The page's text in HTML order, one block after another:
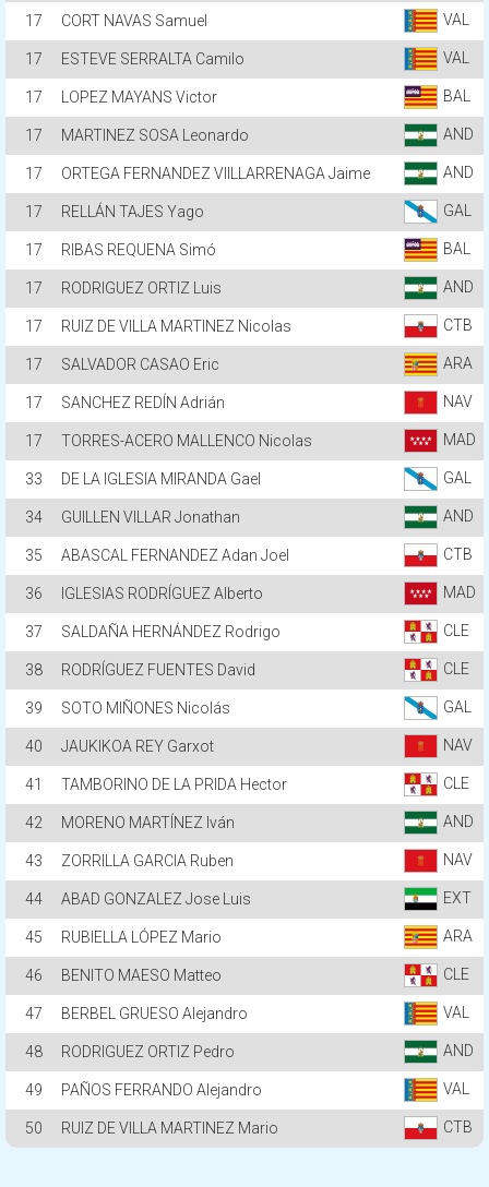
17 CORT NAVAS Samuel VAL
17 ESTEVE SERRALTA Camilo VAL
17 LOPEZ MAYANS Victor BAL
17 MARTINEZ SOSA Leonardo AND
17 ORTEGA FERNANDEZ VIILLARRENAGA Jaime AND
17 RELLÁN TAJES Yago GAL
17 RIBAS REQUENA Simó BAL
17 RODRIGUEZ ORTIZ Luis AND
17 RUIZ DE VILLA MARTINEZ Nicolas CTB
17 SALVADOR CASAO Eric ARA
17 SANCHEZ REDÍN Adrián NAV
17 TORRES-ACERO MALLENCO Nicolas MAD
33 DE LA IGLESIA MIRANDA Gael GAL
34 GUILLEN VILLAR Jonathan AND
35 ABASCAL FERNANDEZ Adan Joel CTB
36 IGLESIAS RODRÍGUEZ Alberto MAD
37 SALDAÑA HERNÁNDEZ Rodrigo CLE
38 RODRÍGUEZ FUENTES David CLE
39 SOTO MIÑONES Nicolás GAL
40 JAUKIKOA REY Garxot NAV
41 TAMBORINO DE LA PRIDA Hector CLE
42 MORENO MARTÍNEZ Iván AND
43 ZORRILLA GARCIA Ruben NAV
44 ABAD GONZALEZ Jose Luis EXT
45 RUBIELLA LÓPEZ Mario ARA
46 BENITO MAESO Matteo CLE
47 BERBEL GRUESO Alejandro VAL
48 RODRIGUEZ ORTIZ Pedro AND
49 PAÑOS FERRANDO Alejandro VAL
50 RUIZ DE VILLA MARTINEZ Mario CTB